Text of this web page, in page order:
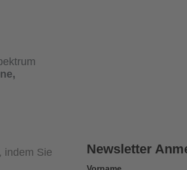
indem Sie
Newsletter